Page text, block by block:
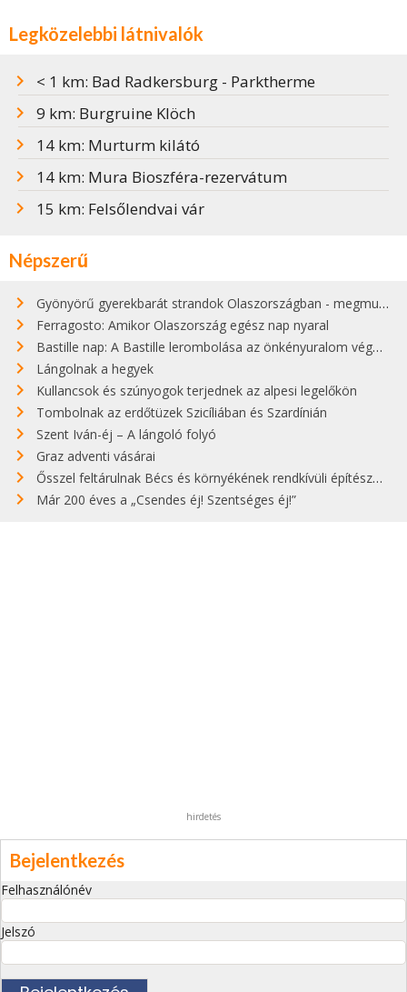
Legközelebbi látnivalók
< 1 km: Bad Radkersburg - Parktherme
9 km: Burgruine Klöch
14 km: Murturm kilátó
14 km: Mura Bioszféra-rezervátum
15 km: Felsőlendvai vár
Népszerű
Gyönyörű gyerekbarát strandok Olaszországban - megmutatjuk a 15 legjobbat
Ferragosto: Amikor Olaszország egész nap nyaral
Bastille nap: A Bastille lerombolása az önkényuralom végét jelentette
Lángolnak a hegyek
Kullancsok és szúnyogok terjednek az alpesi legelőkön
Tombolnak az erdőtüzek Szicíliában és Szardínián
Szent Iván-éj – A lángoló folyó
Graz adventi vásárai
Ősszel feltárulnak Bécs és környékének rendkívüli építészeti kincsei
Már 200 éves a „Csendes éj! Szentséges éj!”
hirdetés
Bejelentkezés
Felhasználónév
Jelszó